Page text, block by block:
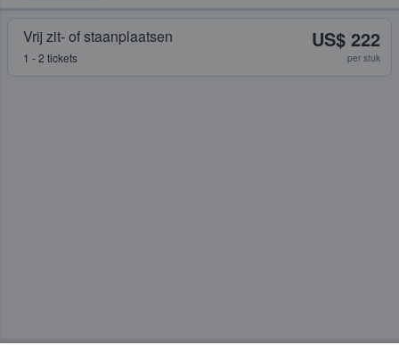
Vrij zit- of staanplaatsen
1 - 2 tickets
US$ 222
per stuk